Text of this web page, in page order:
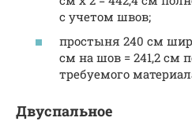
с учетом швов;
простыня 240 см
см на шов = 241,2
требуемого
Двуспальное